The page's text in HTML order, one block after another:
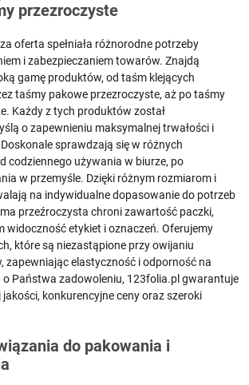
przezroczyste
oferta spełniała różnorodne potrzeby
i zabezpieczaniem towarów. Znajdą
gamę produktów, od taśm klejących
taśmy pakowe przezroczyste, aż po taśmy
Każdy z tych produktów został
o zapewnieniu maksymalnej trwałości i
sprawdzają się w różnych
codziennego używania w biurze, po
w przemyśle. Dzięki różnym rozmiarom i
na indywidualne dopasowanie do potrzeb
przeźroczysta chroni zawartość paczki,
widoczność etykiet i oznaczeń. Oferujemy
które są niezastąpione przy owijaniu
zapewniając elastyczność i odporność na
o Państwa zadowoleniu, 123folia.pl gwarantuje
konkurencyjne ceny oraz szeroki
do pakowania i